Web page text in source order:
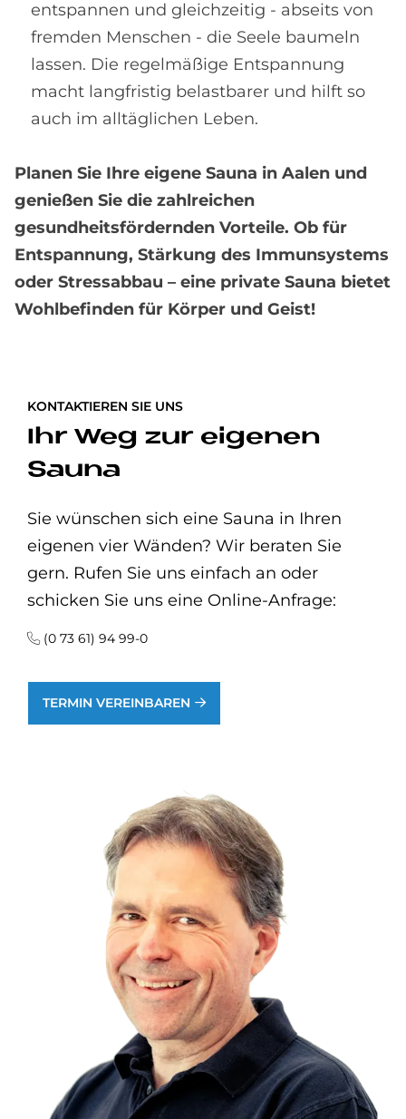
entspannen und gleichzeitig - abseits von
fremden Menschen - die Seele baumeln
lassen. Die regelmäßige Entspannung
macht langfristig belastbarer und hilft so
auch im alltäglichen Leben.
Planen Sie Ihre eigene Sauna in Aalen und
genießen Sie die zahlreichen
gesundheitsfördernden Vorteile. Ob für
Entspannung, Stärkung des Immunsystems
oder Stressabbau – eine private Sauna bietet
Wohlbefinden für Körper und Geist!
KONTAKTIEREN SIE UNS
Ihr Weg zur ei­ge­nen
Sau­na
Sie wünschen sich eine Sauna in Ihren
eigenen vier Wänden? Wir beraten Sie
gern. Rufen Sie uns einfach an oder
schicken Sie uns eine Online-Anfrage:
(0 73 61) 94 99-0
TERMIN VEREINBAREN